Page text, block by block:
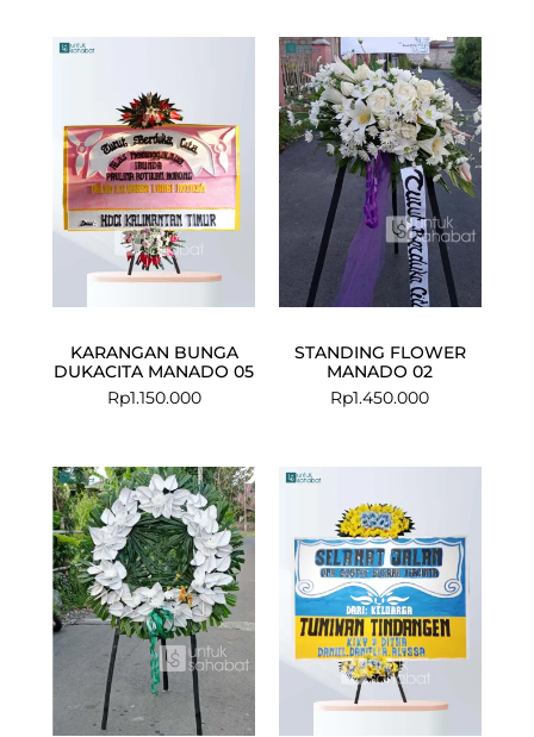
KARANGAN BUNGA
DUKACITA MANADO 05
Rp1.150.000
STANDING FLOWER
MANADO 02
Rp1.450.000